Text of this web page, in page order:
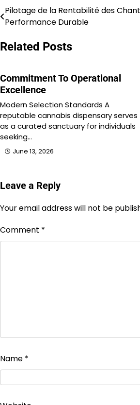
Post
Pilotage de la Rentabilité des
Performance Durable
Related Posts
Commitment To Operational
Excellence
Modern Selection Standards A
reputable cannabis dispensary serves
as a curated sanctuary for individuals
seeking…
June 13, 2026
Leave a Reply
Your email address will not be
Comment *
Name *